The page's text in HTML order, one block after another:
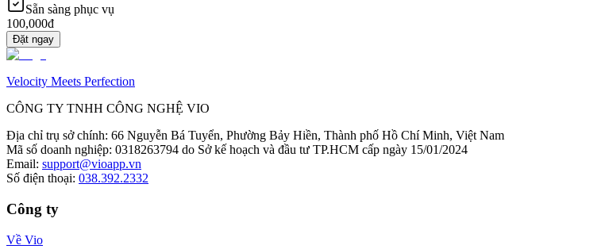
Sẵn sàng phục vụ
100,000đ
Đặt ngay
Velocity Meets Perfection
CÔNG TY TNHH CÔNG NGHỆ VIO
Địa chỉ trụ sở chính: 66 Nguyễn Bá Tuyển, Phường Bảy Hiền, Thành phố Hồ Chí Minh, Việt Nam
Mã số doanh nghiệp: 0318263794 do Sở kế hoạch và đầu tư TP.HCM cấp ngày 15/01/2024
Email: support@vioapp.vn
Số điện thoại: 038.392.2332
Công ty
Về Vio